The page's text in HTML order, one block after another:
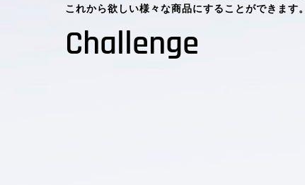
これから欲しい様々な商品にすることができます。
Challenge